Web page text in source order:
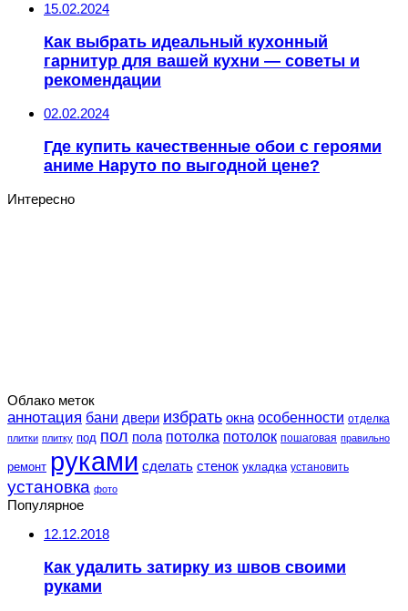
15.02.2024
Как выбрать идеальный кухонный
гарнитур для вашей кухни — советы и
рекомендации
02.02.2024
Где купить качественные обои с героями
аниме Наруто по выгодной цене?
Интересно
Облако меток
аннотация бани двери избрать окна особенности отделка
плитки плитку под пол пола потолка потолок пошаговая правильно
ремонт руками сделать стенок укладка установить
установка фото
Популярное
12.12.2018
Как удалить затирку из швов своими
руками